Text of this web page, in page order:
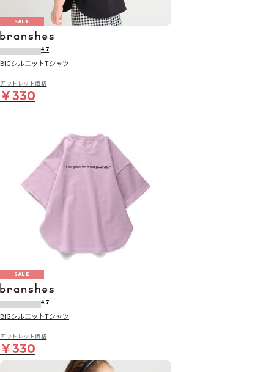
SALE
4.7
BIGシルエットTシャツ
アウトレット価格
￥330
SALE
4.7
BIGシルエットTシャツ
アウトレット価格
￥330